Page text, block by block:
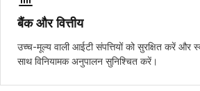
बैंक और वित्तीय
उच्च-मूल्य वाली आईटी संपत्तियों को सुरक्षित करें
साथ विनियामक अनुपालन सुनिश्चित करें।